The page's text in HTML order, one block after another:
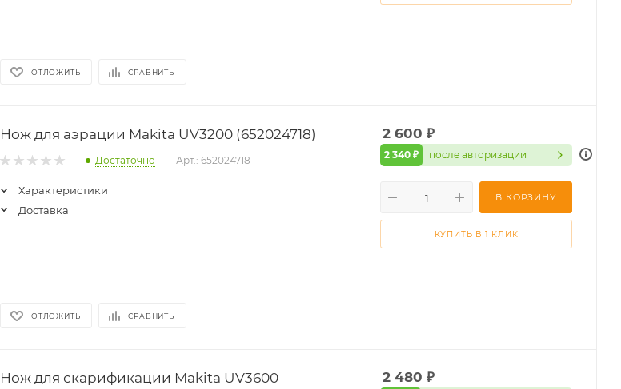
ОТЛОЖИТЬ СРАВНИТЬ
Нож для аэрации Makita UV3200 (652024718)
Достаточно Арт.: 652024718
Характеристики
Доставка
ОТЛОЖИТЬ СРАВНИТЬ
2 600 ₽
2 340 ₽ после авторизации
В КОРЗИНУ
КУПИТЬ В 1 КЛИК
Нож для скарификации Makita UV3600
2 480 ₽